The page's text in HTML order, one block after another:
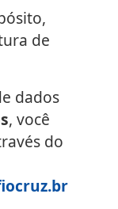
de
dados
, você
do